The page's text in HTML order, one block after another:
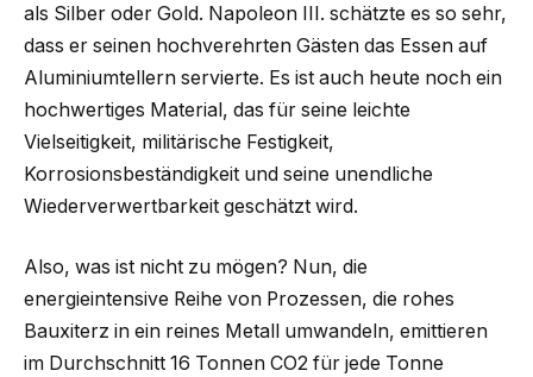
als Silber oder Gold. Napoleon III. schätzte es so sehr,
dass er seinen hochverehrten Gästen das Essen auf
Aluminiumtellern servierte. Es ist auch heute noch ein
hochwertiges Material, das für seine leichte
Vielseitigkeit, militärische Festigkeit,
Korrosionsbeständigkeit und seine unendliche
Wiederverwertbarkeit geschätzt wird.
Also, was ist nicht zu mögen? Nun, die
energieintensive Reihe von Prozessen, die rohes
Bauxiterz in ein reines Metall umwandeln, emittieren
im Durchschnitt 16 Tonnen CO2 für jede Tonne